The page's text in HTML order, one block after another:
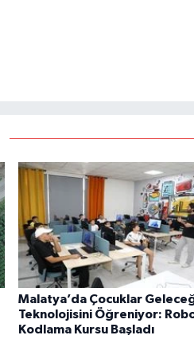
Malatya’da Çocuklar
Teknolojisini Öğreniyor:
Kodlama Kursu Başladı